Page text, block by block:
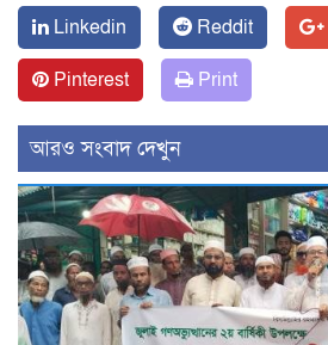
Linkedin
Reddit
Pinterest
Print
আরও সংবাদ দেখুন